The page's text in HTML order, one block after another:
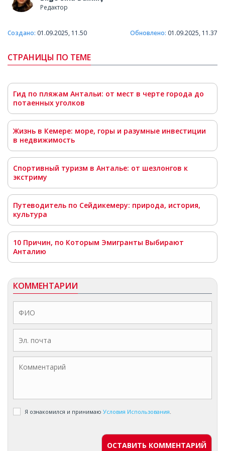
Редактор
Создано: 01.09.2025, 11.50 Обновлено: 01.09.2025, 11.37
СТРАНИЦЫ ПО ТЕМЕ
Гид по пляжам Антальи: от мест в черте города до
потаенных уголков
Жизнь в Кемере: море, горы и разумные инвестиции
в недвижимость
Спортивный туризм в Анталье: от шезлонгов к
экстриму
Путеводитель по Сейдикемеру: природа, история,
культура
10 Причин, по Которым Эмигранты Выбирают
Анталию
КОММЕНТАРИИ
Я ознакомился и принимаю Условия Использования.
ОСТАВИТЬ КОММЕНТАРИЙ